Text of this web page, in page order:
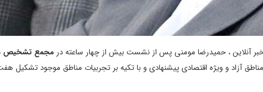
خبر آنلاین ، حمیدرضا مومنی پس از نشست بیش از چهار ساعته در مجمع تشخیص